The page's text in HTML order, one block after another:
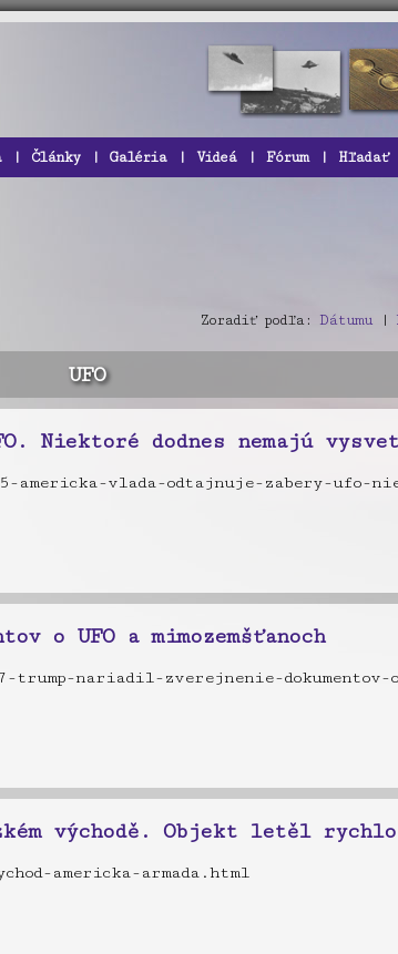
| Články | Galéria | Videá | Fórum | Hľadať
Zoradiť podľa: Dátumu |
UFO
Niektoré dodnes nemajú
vlada-odtajnuje-zabery-ufo-
o UFO a mimozemšťanoch
nariadil-zverejnenie-dokumentov-
východě. Objekt letěl
americka-armada.html